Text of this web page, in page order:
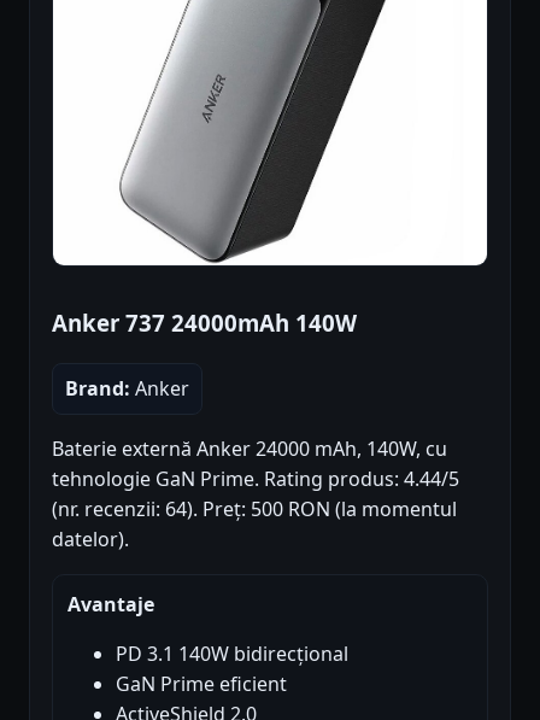
Anker 737 24000mAh 140W
Brand: Anker
Baterie externă Anker 24000 mAh, 140W, cu
tehnologie GaN Prime. Rating produs: 4.44/5
(nr. recenzii: 64). Preț: 500 RON (la momentul
datelor).
Avantaje
PD 3.1 140W bidirecțional
GaN Prime eficient
ActiveShield 2.0